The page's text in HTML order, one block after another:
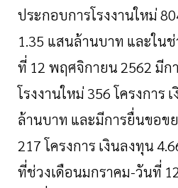
ประกอบการโรงงานใหม่
1.35 แสนล้านบาท และใน
ที่ 12 พฤศจิกายน2562 มีก
โรงงานใหม่356โครงการ
ล้านบาท และมีการยื่นขอข
217โครงการ เงินลงทุน
ที่ช่วงเดือนมกราคม-วันที่ 12